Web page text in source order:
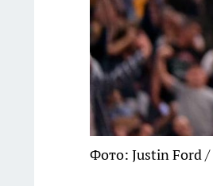
Фото: Justin Ford /